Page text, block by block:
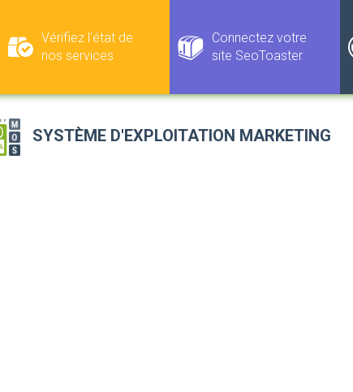
Vérifiez l'état de
nos services
Connectez votre
site SeoToaster
SYSTÈME D'EXPLOITATION MARKETING